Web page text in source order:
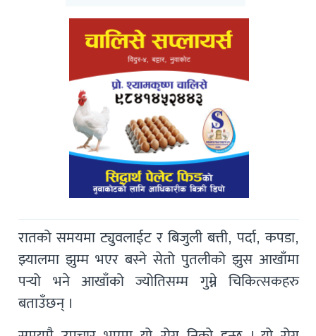
रातको समयमा ट्युवलाईट र बिजुली बत्ती, पर्दा, कपडा,
झ्यालमा झुम्म भएर बस्ने सेतो पुतलीको झुस आखाँमा
पर्‍यो भने आखाँको ज्योतिसम्म गुम्ने चिकित्सकहरु
बताउँछन् ।